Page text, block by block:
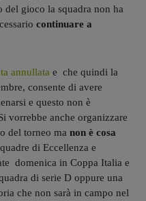
gioco la squadra non ha
continuare a
annullata e che quindi la
consente di avere
e questo non è
vorrebbe anche organizzare
del torneo ma non è cosa
di Eccellenza e
domenica in Coppa Italia e
di serie D oppure una
che non sarà in campo nel